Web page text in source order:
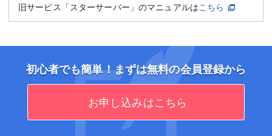
旧サービス「スターサーバー」のマニュアルはこちら
初心者でも簡単！まずは無料の会員登録から
お申し込みはこちら